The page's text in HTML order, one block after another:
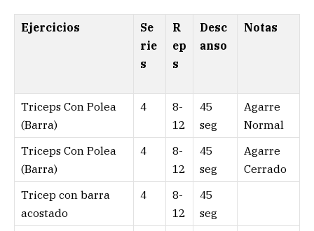
Ejercicios
Se
rie
s
R
ep
s
Desc
anso
Notas
Triceps Con Polea
(Barra)
4
8-
12
45
seg
Agarre
Normal
Triceps Con Polea
(Barra)
4
8-
12
45
seg
Agarre
Cerrado
Tricep con barra
acostado
4
8-
12
45
seg